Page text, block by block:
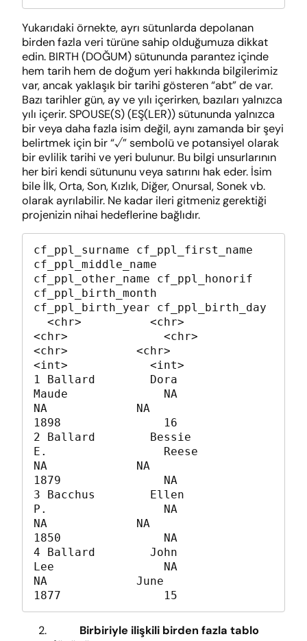
Yukarıdaki örnekte, ayrı sütunlarda depolanan
birden fazla veri türüne sahip olduğumuza dikkat
edin. BIRTH (DOĞUM) sütununda parantez içinde
hem tarih hem de doğum yeri hakkında bilgilerimiz
var, ancak yaklaşık bir tarihi gösteren “abt” de var.
Bazı tarihler gün, ay ve yılı içerirken, bazıları yalnızca
yılı içerir. SPOUSE(S) (EŞ(LER)) sütununda yalnızca
bir veya daha fazla isim değil, aynı zamanda bir şeyi
belirtmek için bir “√” sembolü ve potansiyel olarak
bir evlilik tarihi ve yeri bulunur. Bu bilgi unsurlarının
her biri kendi sütununu veya satırını hak eder. İsim
bile İlk, Orta, Son, Kızlık, Diğer, Onursal, Sonek vb.
olarak ayrılabilir. Ne kadar ileri gitmeniz gerektiği
projenizin nihai hedeflerine bağlıdır.
cf_ppl_surname cf_ppl_first_name
cf_ppl_middle_name
cf_ppl_other_name cf_ppl_honorif
cf_ppl_birth_month
cf_ppl_birth_year cf_ppl_birth_day
  <chr>          <chr>
<chr>              <chr>
<chr>          <chr>
<int>            <int>
1 Ballard        Dora
Maude              NA
NA             NA
1898               16
2 Ballard        Bessie
E.                 Reese
NA             NA
1879               NA
3 Bacchus        Ellen
P.                 NA
NA             NA
1850               NA
4 Ballard        John
Lee                NA
NA             June
1877               15
Birbiriyle ilişkili birden fazla tablo